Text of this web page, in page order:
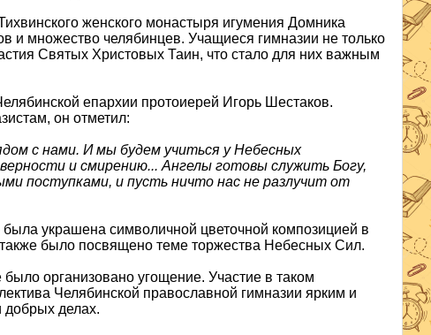
женского монастыря игумения Домника
и множество челябинцев. Учащиеся гимназии не только
Святых Христовых Таин, что стало для них важным
епархии протоиерей Игорь Шестаков.
он отметил:
с нами. И мы будем учиться у Небесных
и смирению... Ангелы готовы служить Богу,
поступками, и пусть ничто нас не разлучит от
украшена символичной цветочной композицией в
было посвящено теме торжества Небесных Сил.
организовано угощение. Участие в таком
Челябинской православной гимназии ярким и
делах.